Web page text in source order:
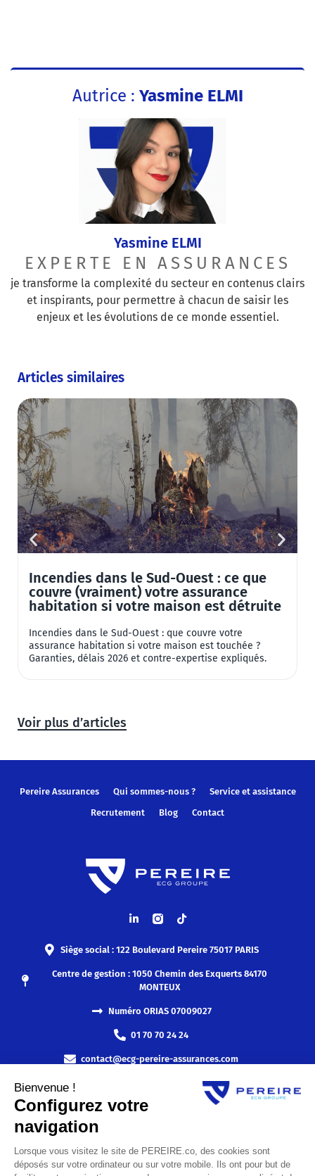
Autrice : Yasmine ELMI
Yasmine ELMI
EXPERTE EN ASSURANCES
je transforme la complexité du secteur en contenus clairs
et inspirants, pour permettre à chacun de saisir les
enjeux et les évolutions de ce monde essentiel.
Articles similaires
Incendies dans le Sud-Ouest : ce que
couvre (vraiment) votre assurance
habitation si votre maison est détruite
Incendies dans le Sud-Ouest : que couvre votre
assurance habitation si votre maison est touchée ?
Garanties, délais 2026 et contre-expertise expliqués.
Voir plus d’articles
Pereire Assurances Qui sommes-nous ?
Service et assistance
Recrutement
Blog Contact
Siège social : 122 Boulevard Pereire 75017 PARIS
Centre de gestion : 1050 Chemin des Exquerts 84170
MONTEUX
Numéro ORIAS 07009027
01 70 70 24 24
contact@ecg-pereire-assurances.com
Abonnez-vous à notre newsletter
ENVOYER